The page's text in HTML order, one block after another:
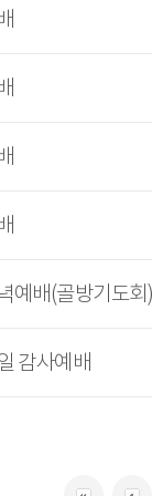
예배(골방기도회)
감사예배